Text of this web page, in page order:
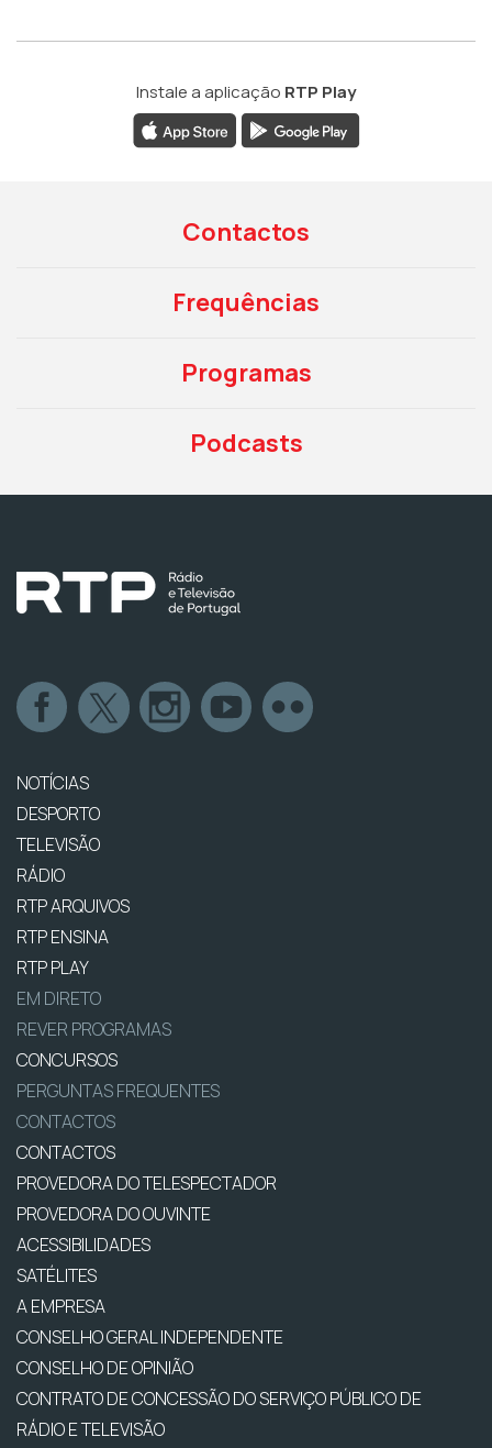
Instale a aplicação RTP Play
Contactos
Frequências
Programas
Podcasts
NOTÍCIAS
DESPORTO
TELEVISÃO
RÁDIO
RTP ARQUIVOS
RTP ENSINA
RTP PLAY
EM DIRETO
REVER PROGRAMAS
CONCURSOS
PERGUNTAS FREQUENTES
CONTACTOS
CONTACTOS
PROVEDORA DO TELESPECTADOR
PROVEDORA DO OUVINTE
ACESSIBILIDADES
SATÉLITES
A EMPRESA
CONSELHO GERAL INDEPENDENTE
CONSELHO DE OPINIÃO
CONTRATO DE CONCESSÃO DO SERVIÇO PÚBLICO DE
RÁDIO E TELEVISÃO